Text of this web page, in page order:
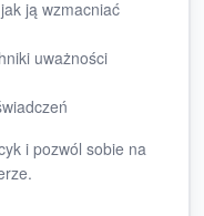
ją wzmacniać
uważności
i pozwól sobie na